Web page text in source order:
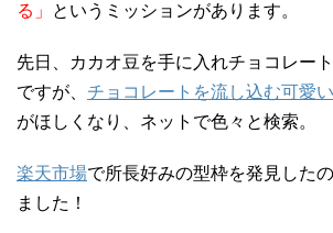
る」
というミッションがあります。
先日、カカオ豆を手に入れチョコレー
ですが、 チョコレートを流し込む可愛
がほしくなり、ネットで色々と検索。
楽天市場で所長好みの型枠を発見した
ました！